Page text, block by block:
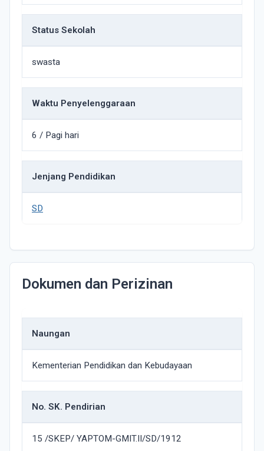
Status Sekolah
swasta
Waktu Penyelenggaraan
6 / Pagi hari
Jenjang Pendidikan
SD
Dokumen dan Perizinan
Naungan
Kementerian Pendidikan dan Kebudayaan
No. SK. Pendirian
15 /SKEP/ YAPTOM-GMIT.II/SD/1912